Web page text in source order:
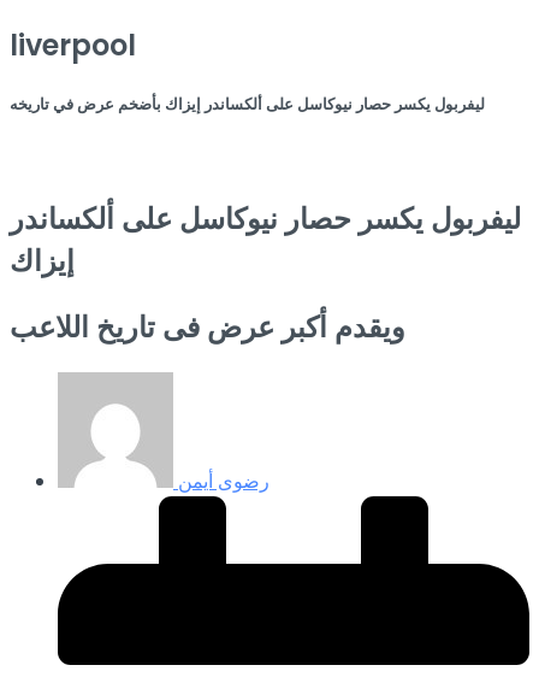
liverpool
ليفربول يكسر حصار نيوكاسل على ألكساندر إيزاك بأضخم عرض في تاريخه
ليفربول يكسر حصار نيوكاسل على ألكساندر
إيزاك
ويقدم أكبر عرض فى تاريخ اللاعب
رضوى أيمن